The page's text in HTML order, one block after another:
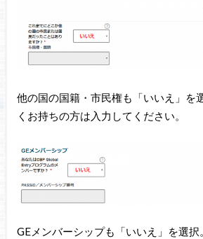
他の国の国籍・市民権も「いいえ」を
くお持ちの方は入力してください。
GEメンバーシップも「いいえ」を選択。